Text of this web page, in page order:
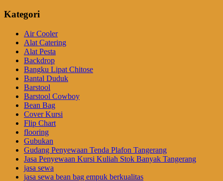
Kategori
Air Cooler
Alat Catering
Alat Pesta
Backdrop
Bangku Lipat Chitose
Bantal Duduk
Barstool
Barstool Cowboy
Bean Bag
Cover Kursi
Flip Chart
flooring
Gubukan
Gudang Penyewaan Tenda Plafon Tangerang
Jasa Penyewaan Kursi Kuliah Stok Banyak Tangerang
jasa sewa
jasa sewa bean bag empuk berkualitas